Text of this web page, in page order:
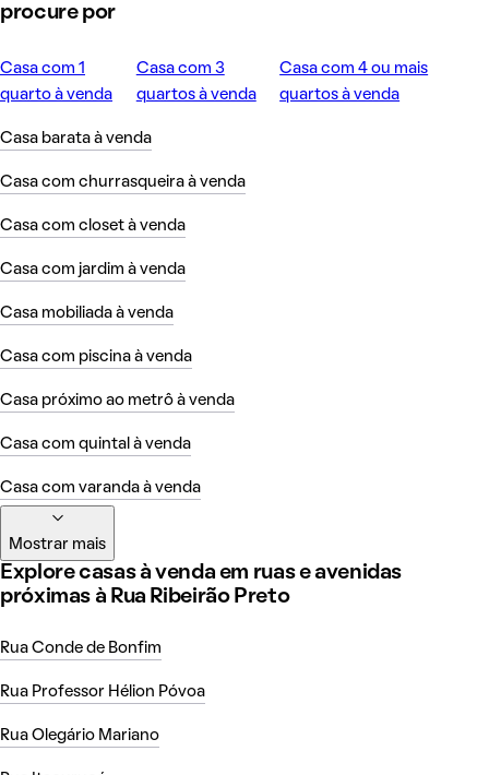
procure por
Casa com 1
quarto à venda
Casa com 3
quartos à venda
Casa com 4 ou mais
quartos à venda
Casa barata à venda
Casa com churrasqueira à venda
Casa com closet à venda
Casa com jardim à venda
Casa mobiliada à venda
Casa com piscina à venda
Casa próximo ao metrô à venda
Casa com quintal à venda
Casa com varanda à venda
Mostrar mais
Explore casas à venda em ruas e avenidas
próximas à Rua Ribeirão Preto
Rua Conde de Bonfim
Rua Professor Hélion Póvoa
Rua Olegário Mariano